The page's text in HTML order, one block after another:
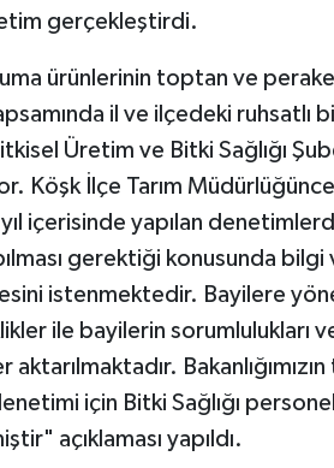
gerçekleştirdi.
ürünlerinin toptan ve
il ve ilçedeki ruhsatlı
Üretim ve Bitki Sağlığı
Köşk İlçe Tarım
içerisinde yapılan
gerektiği konusunda bilgi
istenmektedir. Bayilere
ile bayilerin sorumlulukları
Bakanlığımızın
için Bitki Sağlığı
açıklaması yapıldı.